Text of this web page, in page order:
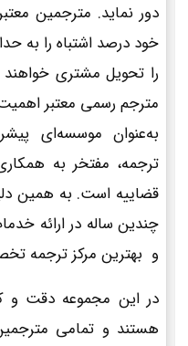
دور نماید. مترجمین
خود درصد اشتباه را به
را تحویل مشتری خواهند
مترجم رسمی معتبر
به‌عنوان موسسه‌ای
ترجمه، مفتخر به
قضاییه است. به همین
چندین ساله در ارائه
و بهترین مرکز ترجمه
در این مجموعه دقت و
هستند و تمامی